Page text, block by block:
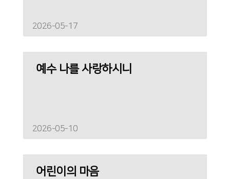
2026-05-17
예수 나를 사랑하시니
2026-05-10
어린이의 마음